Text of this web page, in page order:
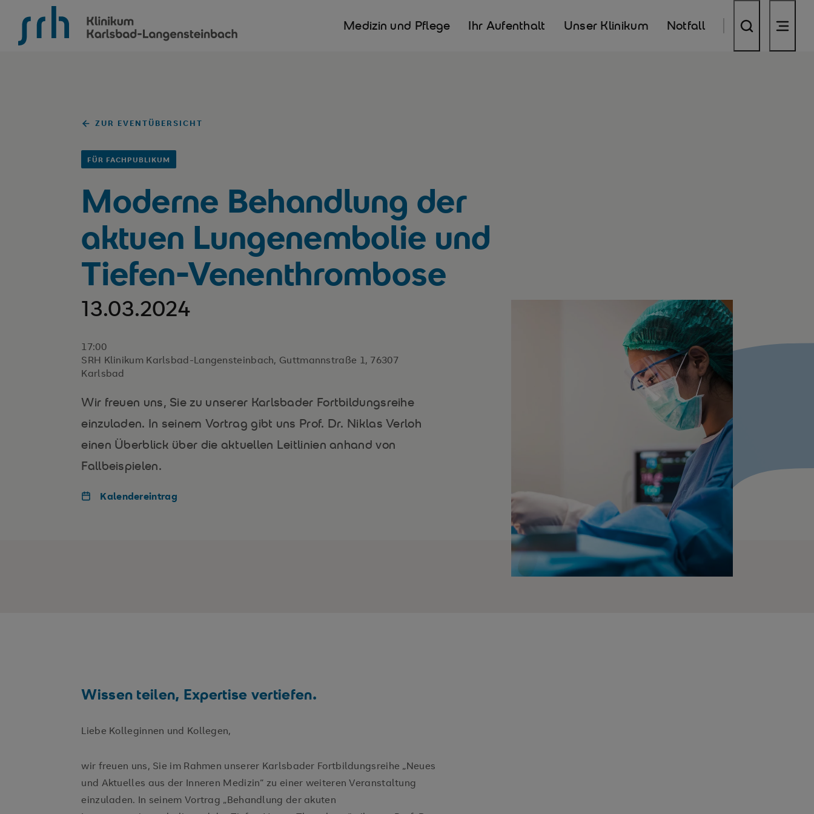
Medizin und Pflege Ihr Aufenthalt Unser Klinikum Notfall
ZUR EVENTÜBERSICHT
FÜR FACHPUBLIKUM
Moderne Behandlung der
aktuen Lungenembolie und
Tiefen-Venenthrombose
13.03.2024
17:00
SRH Klinikum Karlsbad-Langensteinbach, Guttmannstraße 1, 76307
Karlsbad
Wir freuen uns, Sie zu unserer Karlsbader Fortbildungsreihe
einzuladen. In seinem Vortrag gibt uns Prof. Dr. Niklas Verloh
einen Überblick über die aktuellen Leitlinien anhand von
Fallbeispielen.
Kalendereintrag
Wissen teilen, Expertise vertiefen.
Liebe Kolleginnen und Kollegen,
wir freuen uns, Sie im Rahmen unserer Karlsbader Fortbildungsreihe „Neues
und Aktuelles aus der Inneren Medizin“ zu einer weiteren Veranstaltung
einzuladen. In seinem Vortrag „Behandlung der akuten